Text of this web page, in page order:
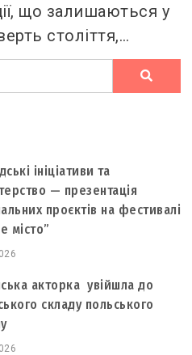
що залишаються у
століття,…
ініціативи та
— презентація
проєктів на фестивалі
місто”
акторка увійшла до
складу польського